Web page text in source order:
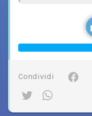
Condividi